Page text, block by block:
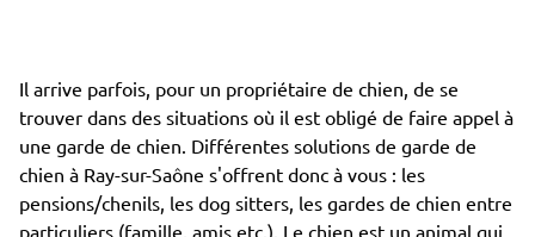
Il arrive parfois, pour un propriétaire de chien, de se
trouver dans des situations où il est obligé de faire appel à
une garde de chien. Différentes solutions de garde de
chien à Ray-sur-Saône s'offrent donc à vous : les
pensions/chenils, les dog sitters, les gardes de chien entre
particuliers (famille, amis etc.). Le chien est un animal qui